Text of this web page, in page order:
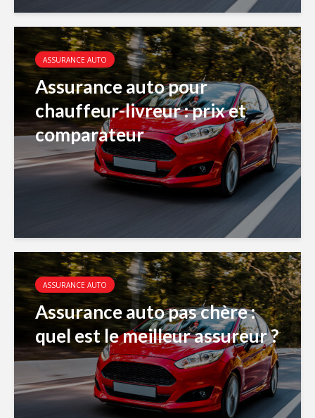
ASSURANCE AUTO
Assurance auto pour
chauffeur-livreur : prix et
comparateur
ASSURANCE AUTO
Assurance auto pas chère :
quel est le meilleur assureur ?